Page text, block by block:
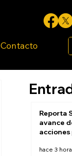
Contacto
Reporta
avance
acciones
aguas
hace 3